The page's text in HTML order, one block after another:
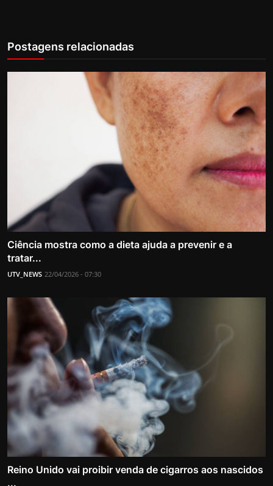
Postagens relacionadas
Ciência mostra como a dieta ajuda a prevenir e a
tratar...
UTV_NEWS 22/04/2026 - 07:30
Reino Unido vai proibir venda de cigarros aos nascidos
...